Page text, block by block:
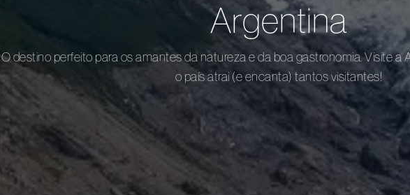
Argentina
O destino perfeito para os amantes da natureza e da boa gastronomia. Visite a
o país atrai (e encanta) tantos visitantes!